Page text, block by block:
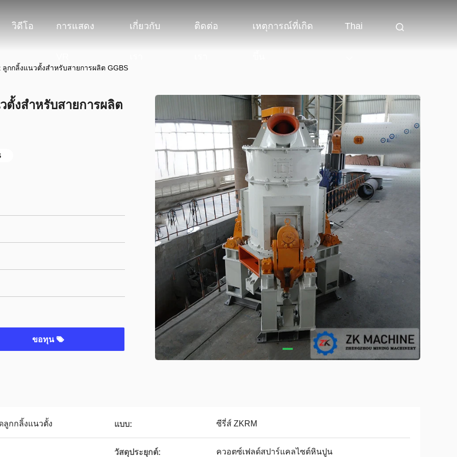
วิดีโอ การแสดง เกี่ยวกับ ติดต่อ เหตุการณ์ที่เกิด Thai
กกลิ้งแนวตั้งสำหรับสายการผลิต GGBS
ตั้งสำหรับสายการผลิต
ขอทุน
ลูกกลิ้งแนวตั้ง แบบ: ซีรี่ส์ ZKRM
วัสดุประยุกต์: ควอตซ์เฟลด์สปาร์แคลไซต์หินปูน